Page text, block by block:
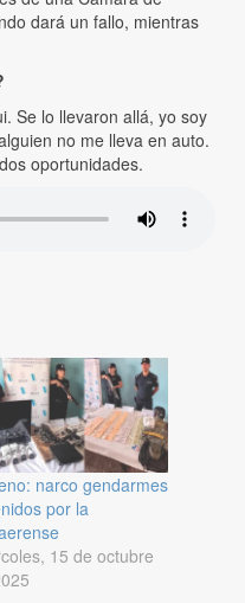
dará un fallo, mientras
Se lo llevaron allá, yo soy
no me lleva en auto.
oportunidades.
narco gendarmes
por la
15 de octubre